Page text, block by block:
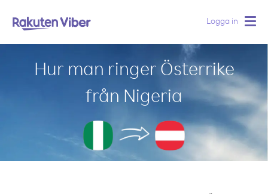
Logga in
Hur man ringer Österrike
från Nigeria